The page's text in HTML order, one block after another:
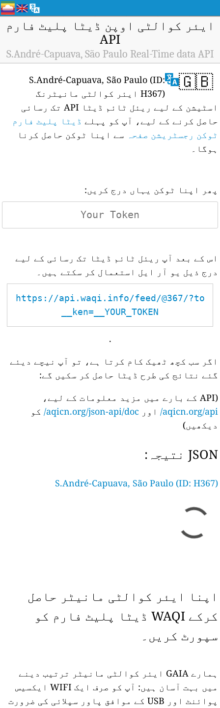
ایئر کوالٹی اوپن ڈیٹا پلیٹ فارم
API
S.André-Capuava, São Paulo Real-Time data API
🇬🇧
S.André-Capuava, São Paulo (ID:
H367) ایئر کوالٹی مانیٹرنگ
اسٹیشن کے لیے ریئل ٹائم ڈیٹا API تک رسائی
حاصل کرنے کے لیے، آپ کو پہلے ڈیٹا پلیٹ فارم
ٹوکن رجسٹریشن صفحہ سے اپنا ٹوکن حاصل کرنا
ہوگا۔
پھر اپنا ٹوکن یہاں درج کریں:
اس کے بعد آپ ریئل ٹائم ڈیٹا تک رسائی کے لیے
درج ذیل یو آر ایل استعمال کر سکتے ہیں۔
https://api.waqi.info/feed/@367/?to
ken=__YOUR_TOKEN__
.
اگر سب کچھ ٹھیک کام کرتا ہے، تو آپ نیچے دیئے
گئے نتائج کی طرح ڈیٹا حاصل کر سکیں گے:
(API کے بارے میں مزید معلومات کے لیے،
aqicn.org/api/
اور aqicn.org/json-api/doc/ کو
دیکھیں)
JSON نتیجہ:
S.André-Capuava, São Paulo (ID: H367)
اپنا ایئر کوالٹی مانیٹر حاصل
کرکے WAQI ڈیٹا پلیٹ فارم کو
سپورٹ کریں۔
ہمارے GAIA ایئر کوالٹی مانیٹر ترتیب دینے
میں بہت آسان ہیں: آپ کو صرف ایک WIFI ایکسیس
پوائنٹ اور USB کے موافق پاور سپلائی کی ضرورت